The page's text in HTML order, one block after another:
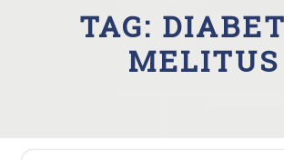
TAG:
MELITUS